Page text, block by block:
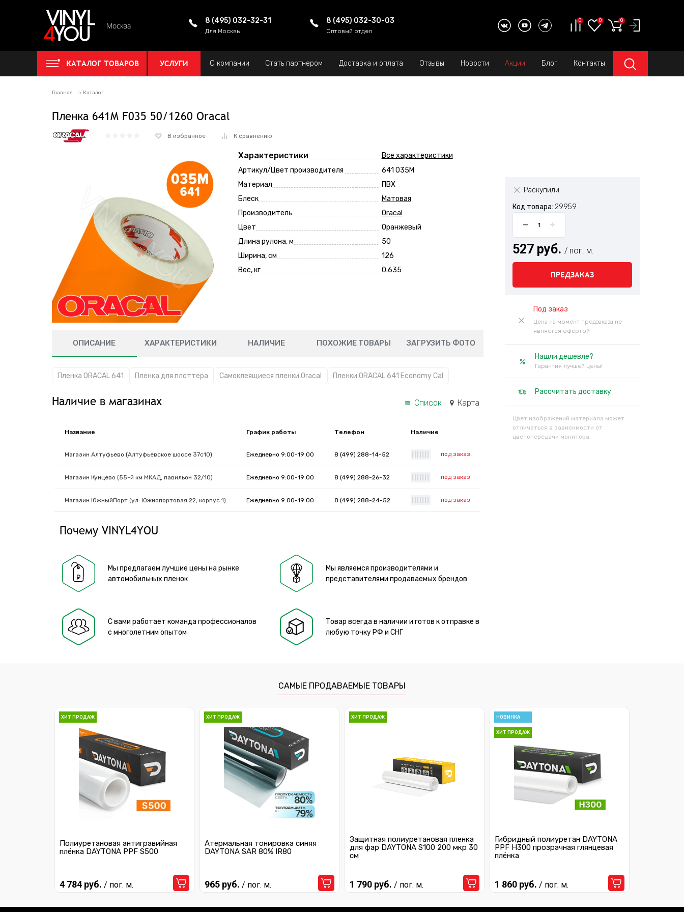
Москва
8 (495) 032-32-31
Для Москвы
8 (495) 032-30-03
Оптовый отдел
0 0 0
КАТАЛОГ ТОВАРОВ УСЛУГИ О компании Стать партнером Доставка и оплата Отзывы Новости Акции Блог Контакты
Главная Каталог
Пленка 641M F035 50/1260 Oracal
В избранное К сравнению
Характеристики
Все характеристики
Артикул/Цвет производителя
641 035M
Материал
ПВХ
Блеск
Матовая
Производитель
Oracal
Цвет
Оранжевый
Длина рулона, м
50
Ширина, см
126
Вес, кг
0.635
Раскупили
Код товара: 29959
527 руб. / пог. м.
ПРЕДЗАКАЗ
Под заказ
Цена на момент предзаказа не
является офертой
Нашли дешевле?
Гарантия лучшей цены!
Рассчитать доставку
Цвет изображений материала может
отличаться в зависимости от
цветопередачи монитора.
ОПИСАНИЕ ХАРАКТЕРИСТИКИ НАЛИЧИЕ ПОХОЖИЕ ТОВАРЫ ЗАГРУЗИТЬ ФОТО
Пленка ORACAL 641 Пленка для плоттера Самоклеящиеся пленки Oracal Пленки ORACAL 641 Economy Cal
Наличие в магазинах Список Карта
Название График работы Телефон Наличие
Магазин Алтуфьево (Алтуфьевское шоссе 37с10) Ежедневно 9:00-19:00 8 (499) 288-14-52 под заказ
Магазин Кунцево (55-й км МКАД, павильон 32/10) Ежедневно 9:00-19:00 8 (499) 288-26-32 под заказ
Магазин ЮжныйПорт (ул. Южнопортовая 22, корпус 1) Ежедневно 9:00-19:00 8 (499) 288-24-52 под заказ
Почему VINYL4YOU
Мы предлагаем лучшие цены на рынке
автомобильных пленок
Мы являемся производителями и
представителями продаваемых брендов
С вами работает команда профессионалов
с многолетним опытом
Товар всегда в наличии и готов к отправке в
любую точку РФ и СНГ
САМЫЕ ПРОДАВАЕМЫЕ ТОВАРЫ
ХИТ ПРОДАЖ
Полиуретановая антигравийная
плёнка DAYTONA PPF S500
4 784 руб. / пог. м.
ХИТ ПРОДАЖ
Атермальная тонировка синяя
DAYTONA SAR 80% IR80
965 руб. / пог. м.
ХИТ ПРОДАЖ
Защитная полиуретановая пленка
для фар DAYTONA S100 200 мкр 30
см
1 790 руб. / пог. м.
НОВИНКА
ХИТ ПРОДАЖ
Гибридный полиуретан DAYTONA
PPF H300 прозрачная глянцевая
плёнка
1 860 руб. / пог. м.